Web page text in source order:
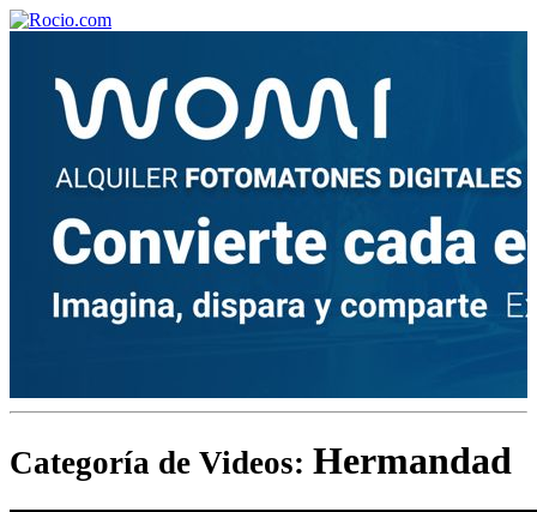
Categoría de Videos: Hermandad
¡Bienvenido! Soy el asistente virtual de rocio.com.
¿En qué puedo ayudarte?
¿Cuántas hermandades participan en la romería?